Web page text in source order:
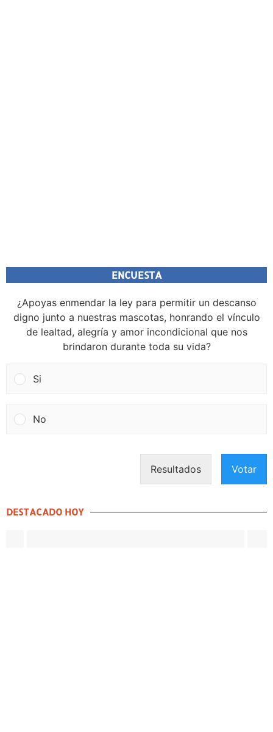
ENCUESTA
¿Apoyas enmendar la ley para permitir un descanso
digno junto a nuestras mascotas, honrando el vínculo
de lealtad, alegría y amor incondicional que nos
brindaron durante toda su vida?
Si
No
Resultados Votar
DESTACADO HOY